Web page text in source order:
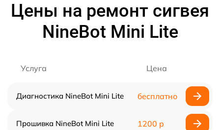
Цены на ремонт сигвея
NineBot Mini Lite
Услуга Цена
Диагностика NineBot Mini Lite бесплатно
Прошивка NineBot Mini Lite 1200 р